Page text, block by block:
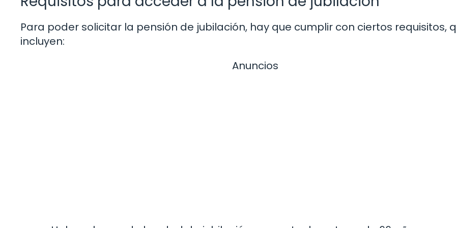
Para poder solicitar la pensión de jubilación, hay que cumplir con ciertos requisitos,
incluyen:
Anuncios